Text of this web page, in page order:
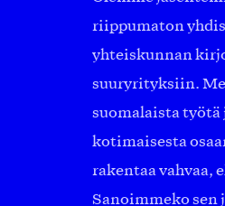
riippumaton
yhteiskunnan
suuryrityksiin.
suomalaista työtä
kotimaisesta
rakentaa vahvaa,
Sanoimmeko sen